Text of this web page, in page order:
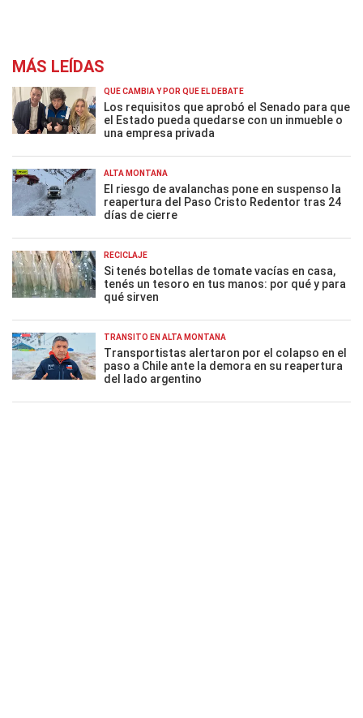
MÁS LEÍDAS
QUÉ CAMBIA Y POR QUÉ EL DEBATE
Los requisitos que aprobó el Senado para que
el Estado pueda quedarse con un inmueble o
una empresa privada
ALTA MONTAÑA
El riesgo de avalanchas pone en suspenso la
reapertura del Paso Cristo Redentor tras 24
días de cierre
RECICLAJE
Si tenés botellas de tomate vacías en casa,
tenés un tesoro en tus manos: por qué y para
qué sirven
TRÁNSITO EN ALTA MONTAÑA
Transportistas alertaron por el colapso en el
paso a Chile ante la demora en su reapertura
del lado argentino